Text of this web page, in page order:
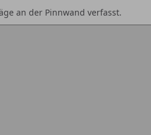
an der Pinnwand verfasst.